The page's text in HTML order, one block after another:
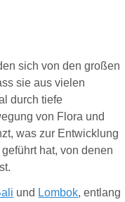
sich von den großen
sie aus vielen
durch tiefe
von Flora und
was zur Entwicklung
hat, von denen
und Lombok, entlang